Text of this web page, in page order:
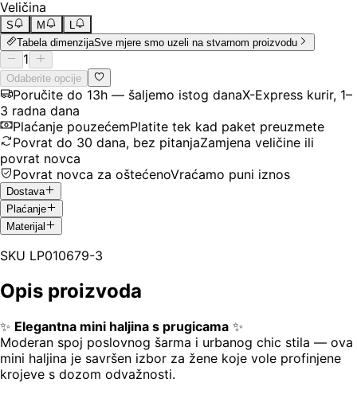
Veličina
S M
L
Tabela dimenzijaSve mjere smo uzeli na stvarnom proizvodu
1
Odaberite opcije
Poručite do 13h — šaljemo istog danaX-Express kurir, 1–
3 radna dana
Plaćanje pouzećemPlatite tek kad paket preuzmete
Povrat do 30 dana, bez pitanjaZamjena veličine ili
povrat novca
Povrat novca za oštećenoVraćamo puni iznos
Dostava
Plaćanje
Materijal
SKU LP010679-3
Opis proizvoda
✨ Elegantna mini haljina s prugicama ✨
Moderan spoj poslovnog šarma i urbanog chic stila — ova
mini haljina je savršen izbor za žene koje vole profinjene
krojeve s dozom odvažnosti.